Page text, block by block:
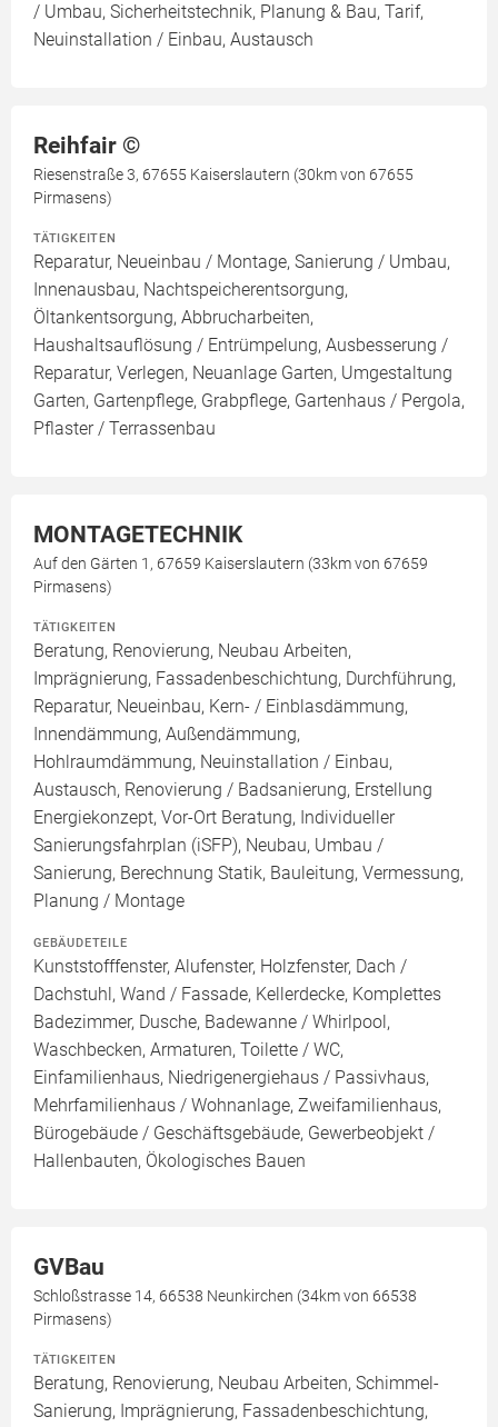
/ Umbau, Sicherheitstechnik, Planung & Bau, Tarif,
Neuinstallation / Einbau, Austausch
Reihfair ©️
Riesenstraße 3, 67655 Kaiserslautern (30km von 67655
Pirmasens)
TÄTIGKEITEN
Reparatur, Neueinbau / Montage, Sanierung / Umbau,
Innenausbau, Nachtspeicherentsorgung,
Öltankentsorgung, Abbrucharbeiten,
Haushaltsauflösung / Entrümpelung, Ausbesserung /
Reparatur, Verlegen, Neuanlage Garten, Umgestaltung
Garten, Gartenpflege, Grabpflege, Gartenhaus / Pergola,
Pflaster / Terrassenbau
MONTAGETECHNIK
Auf den Gärten 1, 67659 Kaiserslautern (33km von 67659
Pirmasens)
TÄTIGKEITEN
Beratung, Renovierung, Neubau Arbeiten,
Imprägnierung, Fassadenbeschichtung, Durchführung,
Reparatur, Neueinbau, Kern- / Einblasdämmung,
Innendämmung, Außendämmung,
Hohlraumdämmung, Neuinstallation / Einbau,
Austausch, Renovierung / Badsanierung, Erstellung
Energiekonzept, Vor-Ort Beratung, Individueller
Sanierungsfahrplan (iSFP), Neubau, Umbau /
Sanierung, Berechnung Statik, Bauleitung, Vermessung,
Planung / Montage
GEBÄUDETEILE
Kunststofffenster, Alufenster, Holzfenster, Dach /
Dachstuhl, Wand / Fassade, Kellerdecke, Komplettes
Badezimmer, Dusche, Badewanne / Whirlpool,
Waschbecken, Armaturen, Toilette / WC,
Einfamilienhaus, Niedrigenergiehaus / Passivhaus,
Mehrfamilienhaus / Wohnanlage, Zweifamilienhaus,
Bürogebäude / Geschäftsgebäude, Gewerbeobjekt /
Hallenbauten, Ökologisches Bauen
GVBau
Schloßstrasse 14, 66538 Neunkirchen (34km von 66538
Pirmasens)
TÄTIGKEITEN
Beratung, Renovierung, Neubau Arbeiten, Schimmel-
Sanierung, Imprägnierung, Fassadenbeschichtung,